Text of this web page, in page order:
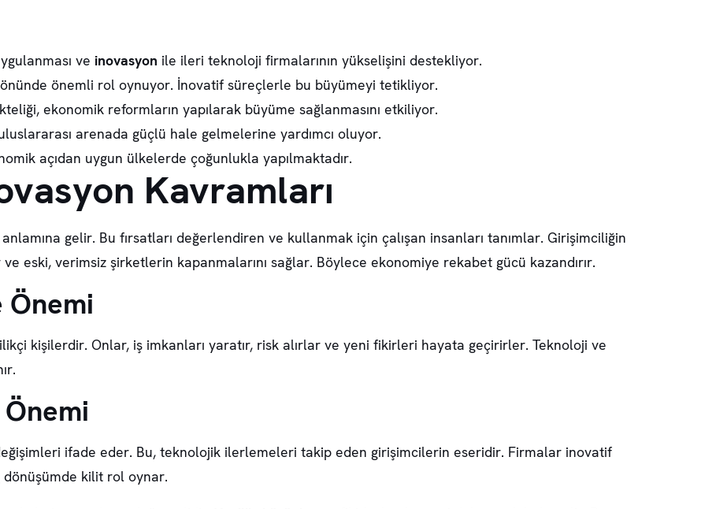
ve inovasyon ile ileri teknoloji firmalarının yükselişini destekliyor.
önemli rol oynuyor. İnovatif süreçlerle bu büyümeyi tetikliyor.
ekonomik reformların yapılarak büyüme sağlanmasını etkiliyor.
arenada güçlü hale gelmelerine yardımcı oluyor.
açıdan uygun ülkelerde çoğunlukla yapılmaktadır.
Kavramları
gelir. Bu fırsatları değerlendiren ve kullanmak için çalışan insanları tanımlar. Girişimciliğin
eski, verimsiz şirketlerin kapanmalarını sağlar. Böylece ekonomiye rekabet gücü kazandırır.
Önemi
kişilerdir. Onlar, iş imkanları yaratır, risk alırlar ve yeni fikirleri hayata geçirirler. Teknoloji ve
Önemi
ifade eder. Bu, teknolojik ilerlemeleri takip eden girişimcilerin eseridir. Firmalar inovatif
dönüşümde kilit rol oynar.